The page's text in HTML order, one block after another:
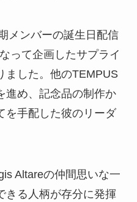
メンバーの誕生日配信
って企画したサプライ
ました。他のTEMPUS
進め、記念品の制作か
を手配した彼のリーダ
Altareの仲間思いな一
きる人柄が存分に発揮